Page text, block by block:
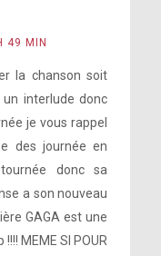
49 MIN
la chanson soit
interlude donc
je vous rappel
des journée en
donc sa
a son nouveau
GAGA est une
MEME SI POUR